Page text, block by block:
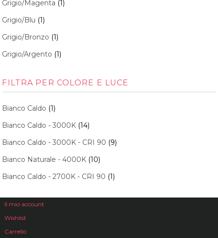
Grigio/Magenta (1)
Grigio/Blu (1)
Grigio/Bronzo (1)
Grigio/Argento (1)
FILTRA PER COLORE E LUCE
Bianco Caldo (1)
Bianco Caldo - 3000K (14)
Bianco Caldo - 3000K - CRI 90 (9)
Bianco Naturale - 4000K (10)
Bianco Caldo - 2700K - CRI 90 (1)
Il mio account
Wishlist
Carrello